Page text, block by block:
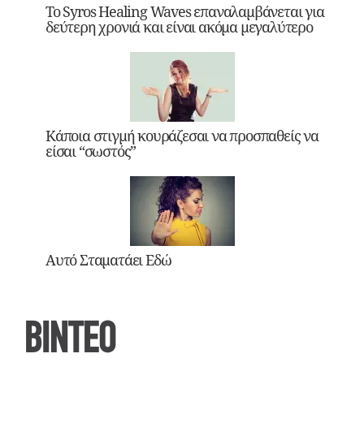
Το Syros Healing Waves επαναλαμβάνεται για
δεύτερη χρονιά και είναι ακόμα μεγαλύτερο
Κάποια στιγμή κουράζεσαι να προσπαθείς να
είσαι “σωστός”
Αυτό Σταματάει Εδώ
ΒΙΝΤΕΟ